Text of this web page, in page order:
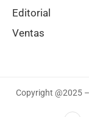
Editorial
Ventas
Copyright @2025